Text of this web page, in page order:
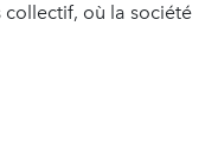
collectif, où la société